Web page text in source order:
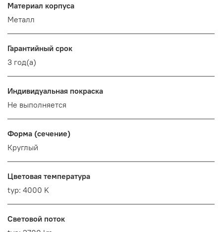
Материал корпуса
Металл
Гарантийный срок
3 год(а)
Индивидуальная покраска
Не выполняется
Форма (сечение)
Круглый
Цветовая температура
typ: 4000 K
Световой поток